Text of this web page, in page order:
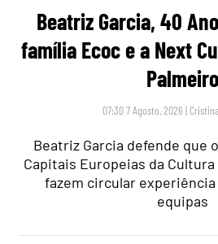
Beatriz Garcia, 40
família Ecoc e a Next
Palmeiro
07:30 7 Agosto, 2026 |
Beatriz Garcia defende que
Capitais Europeias da
fazem circular
equipas